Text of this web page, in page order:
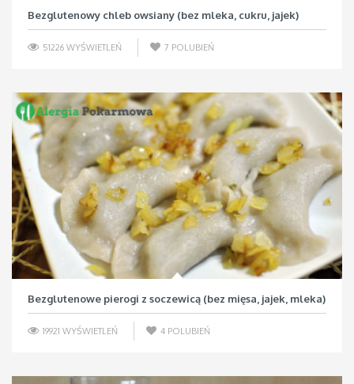
Bezglutenowy chleb owsiany (bez mleka, cukru, jajek)
51226 WYŚWIETLEŃ 7 POLUBIEŃ
Bezglutenowe pierogi z soczewicą (bez mięsa, jajek, mleka)
19921 WYŚWIETLEŃ 4 POLUBIEŃ